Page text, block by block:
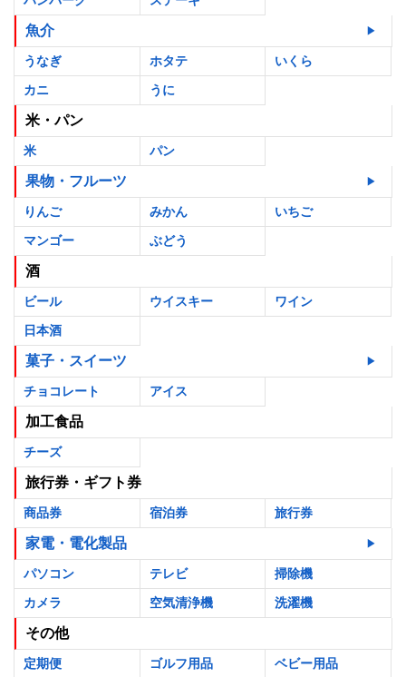
魚介
うなぎ ホタテ
いくら
カニ
うに
米・パン
米 パン
果物・フルーツ
りんご みかん
いちご
マンゴー
ぶどう
酒
ビール ウイスキー
ワイン
日本酒
菓子・スイーツ
チョコレート アイス
加工食品
チーズ
旅行券・ギフト券
商品券 宿泊券 旅行券
家電・電化製品
パソコン テレビ
掃除機
カメラ
空気清浄機 洗濯機
その他
定期便 ゴルフ用品
ベビー用品